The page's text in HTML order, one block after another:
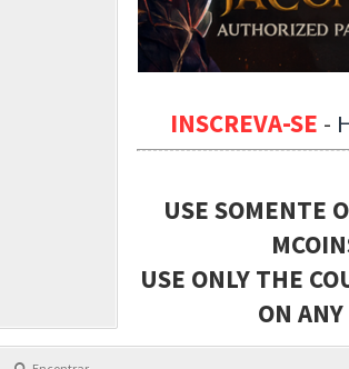
INSCREVA-SE -
USE SOMENTE
USE ONLY THE
ON